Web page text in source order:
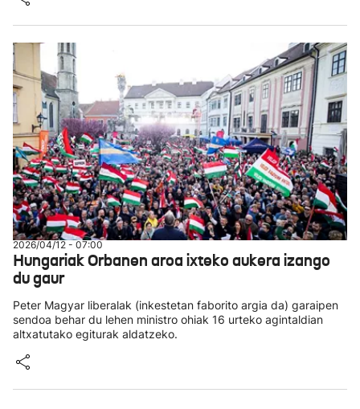
2026/04/12 - 07:00
Hungariak Orbanen aroa ixteko aukera izango
du gaur
Peter Magyar liberalak (inkestetan faborito argia da) garaipen
sendoa behar du lehen ministro ohiak 16 urteko agintaldian
altxatutako egiturak aldatzeko.